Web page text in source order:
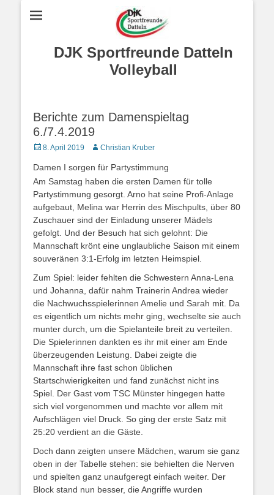
DJK Sportfreunde Datteln
Volleyball
Berichte zum Damenspieltag
6./7.4.2019
Posted
8. April 2019 AutorChristian Kruber
Damen I sorgen für Partystimmung
Am Samstag haben die ersten Damen für tolle
Partystimmung gesorgt. Arno hat seine Profi-Anlage
aufgebaut, Melina war Herrin des Mischpults, über 80
Zuschauer sind der Einladung unserer Mädels
gefolgt. Und der Besuch hat sich gelohnt: Die
Mannschaft krönt eine unglaubliche Saison mit einem
souveränen 3:1-Erfolg im letzten Heimspiel.
Zum Spiel: leider fehlten die Schwestern Anna-Lena
und Johanna, dafür nahm Trainerin Andrea wieder
die Nachwuchsspielerinnen Amelie und Sarah mit. Da
es eigentlich um nichts mehr ging, wechselte sie auch
munter durch, um die Spielanteile breit zu verteilen.
Die Spielerinnen dankten es ihr mit einer am Ende
überzeugenden Leistung. Dabei zeigte die
Mannschaft ihre fast schon üblichen
Startschwierigkeiten und fand zunächst nicht ins
Spiel. Der Gast vom TSC Münster hingegen hatte
sich viel vorgenommen und machte vor allem mit
Aufschlägen viel Druck. So ging der erste Satz mit
25:20 verdient an die Gäste.
Doch dann zeigten unsere Mädchen, warum sie ganz
oben in der Tabelle stehen: sie behielten die Nerven
und spielten ganz unaufgeregt einfach weiter. Der
Block stand nun besser, die Angriffe wurden